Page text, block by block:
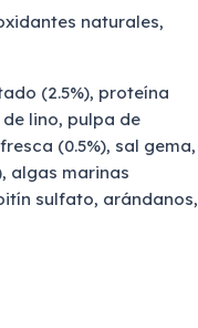
naturales,
(2.5%), proteína
lino, pulpa de
(0.5%), sal gema,
algas marinas
sulfato, arándanos,